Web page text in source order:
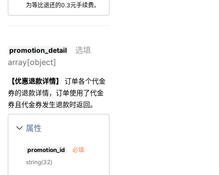
为等比退还的0.3元手续费。
promotion_detail
选填
array[object]
【优惠退款详情】
订单各个代金
券的退款详情，订单使用了代金
券且代金券发生退款时返回。
属性
promotion_id
必填
string(32)